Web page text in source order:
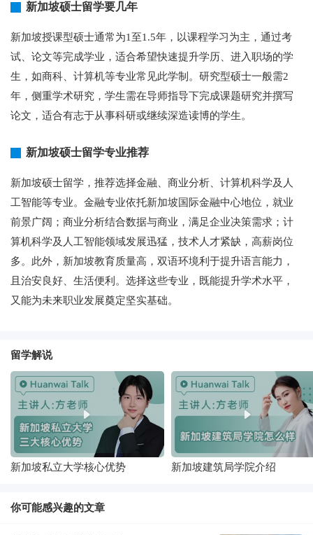
新加坡硕士留学要几年
新加坡授课型硕士通常为1至1.5年，以课程学习为主，通过考
试、论文等完成学业，适合希望快速提升学历、进入职场的学
生，如商科、计算机等专业常见此学制。研究型硕士一般需2
年，侧重学术研究，学生需在导师指导下完成课题研究并撰写
论文，适合有志于从事科研或继续深造读博的学生。
新加坡硕士留学专业推荐
新加坡硕士留学，推荐选择金融、商业分析、计算机科学及人
工智能等专业。金融专业依托新加坡国际金融中心地位，就业
前景广阔；商业分析结合数据与商业，满足企业决策需求；计
算机科学及人工智能领域发展迅猛，技术人才紧缺，高薪岗位
多。此外，新加坡教育质量高，双语环境利于提升语言能力，
且治安良好、生活便利。选择这些专业，既能提升学术水平，
又能为未来职业发展奠定坚实基础。
留学解说
新加坡私立大学核心优势 新加坡建筑局学院介绍
你可能感兴趣的文章